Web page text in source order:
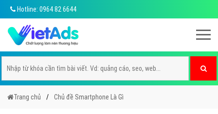
Hotline: 0964 82 6644
Trang chủ Chủ đề Smartphone Là Gì